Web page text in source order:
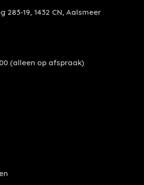
283-19, 1432 CN, Aalsmeer
(alleen op afspraak)